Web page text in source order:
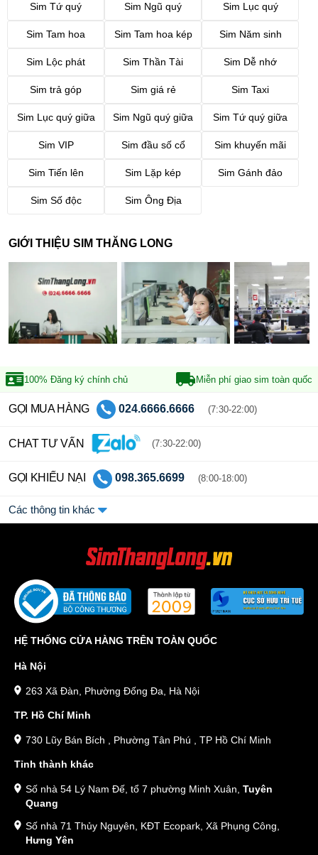
Sim Tứ quý Sim Ngũ quý Sim Lục quý
Sim Tam hoa Sim Tam hoa kép Sim Năm sinh
Sim Lộc phát Sim Thần Tài Sim Dễ nhớ
Sim trả góp Sim giá rẻ Sim Taxi
Sim Lục quý giữa Sim Ngũ quý giữa Sim Tứ quý giữa
Sim VIP Sim đầu số cổ Sim khuyến mãi
Sim Tiến lên Sim Lặp kép Sim Gánh đảo
Sim Số độc Sim Ông Địa
GIỚI THIỆU SIM THĂNG LONG
100% Đăng ký chính chủ Miễn phí giao sim toàn quốc
GỌI MUA HÀNG 024.6666.6666 (7:30-22:00)
CHAT TƯ VẤN (7:30-22:00)
GỌI KHIẾU NẠI 098.365.6699 (8:00-18:00)
Các thông tin khác
HỆ THỐNG CỬA HÀNG TRÊN TOÀN QUỐC
Hà Nội
263 Xã Đàn, Phường Đống Đa, Hà Nội
TP. Hồ Chí Minh
730 Lũy Bán Bích , Phường Tân Phú , TP Hồ Chí Minh
Tỉnh thành khác
Số nhà 54 Lý Nam Đế, tổ 7 phường Minh Xuân, Tuyên
Quang
Số nhà 71 Thủy Nguyên, KĐT Ecopark, Xã Phụng Công,
Hưng Yên